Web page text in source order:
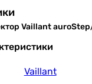
Vaillant
Vaillant